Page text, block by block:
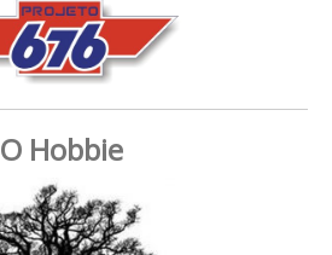
O Hobbie